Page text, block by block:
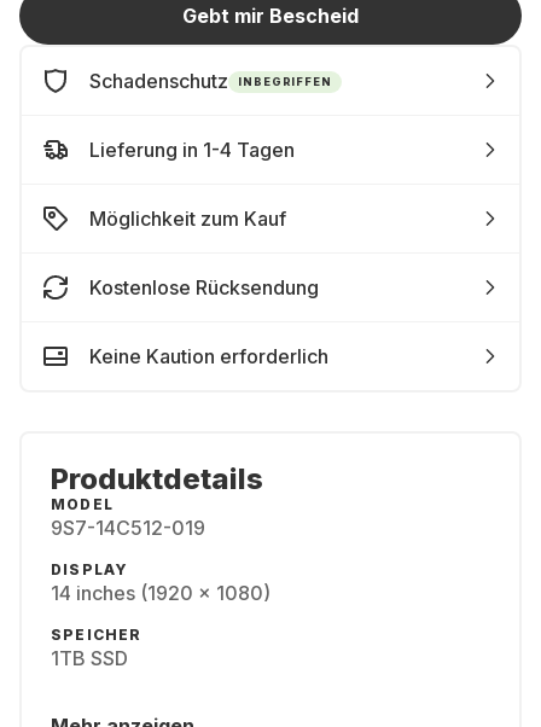
Gebt mir Bescheid
Schadenschutz INBEGRIFFEN
Lieferung in 1-4 Tagen
Möglichkeit zum Kauf
Kostenlose Rücksendung
Keine Kaution erforderlich
Produktdetails
MODEL
9S7-14C512-019
DISPLAY
14 inches (1920 x 1080)
SPEICHER
1TB SSD